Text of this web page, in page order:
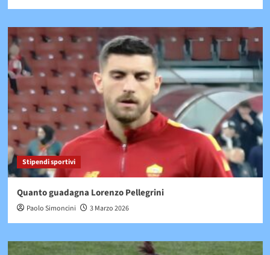
Stipendi sportivi
Quanto guadagna Lorenzo Pellegrini
Paolo Simoncini 3 Marzo 2026